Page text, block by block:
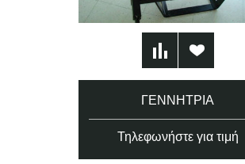
ΓΕΝΝΉΤΡΙΑ
Τηλεφωνήστε για τιμή